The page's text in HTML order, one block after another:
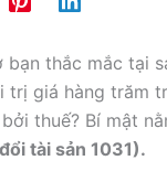
bạn thắc mắc tại
trị giá hàng trăm
bởi thuế? Bí mật
tài sản 1031).